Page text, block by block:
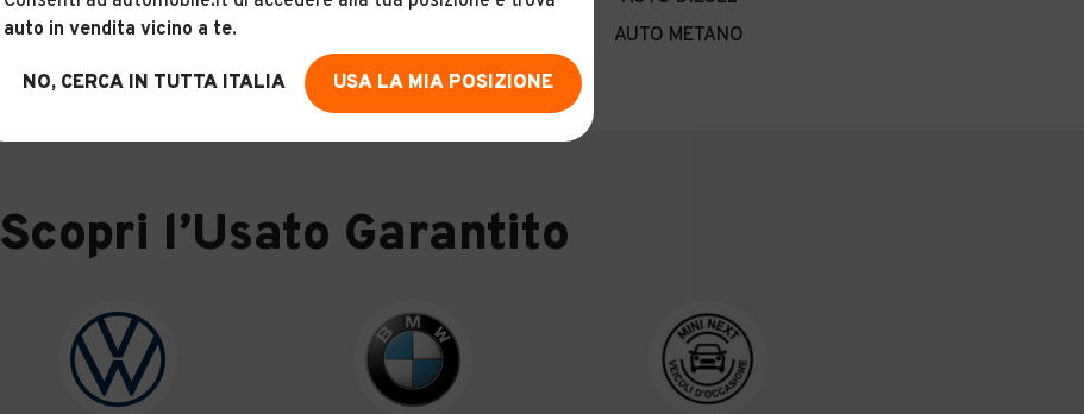
AUTO METANO
Scopri l’Usato Garantito
auto in vendita vicino a te.
NO, CERCA IN TUTTA ITALIA USA LA MIA POSIZIONE